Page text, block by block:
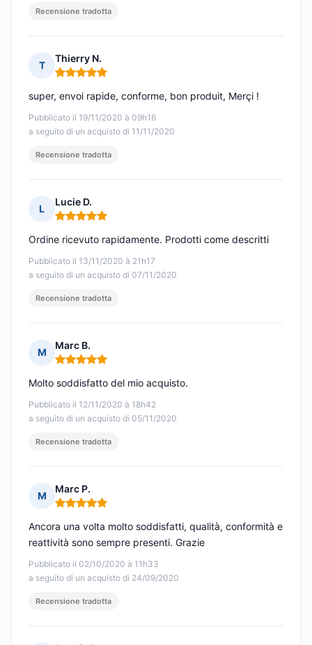
Recensione tradotta
T
Thierry N.
Nota: 5 su 5
Pubblicato il 19/11/2020 à 09h16
a seguito di un acquisto di 11/11/2020
super, envoi rapide, conforme, bon produit, Merçi !
Recensione tradotta
L
Lucie D.
Nota: 5 su 5
Pubblicato il 13/11/2020 à 21h17
a seguito di un acquisto di 07/11/2020
Ordine ricevuto rapidamente. Prodotti come descritti
Recensione tradotta
M
Marc B.
Nota: 5 su 5
Pubblicato il 12/11/2020 à 18h42
a seguito di un acquisto di 05/11/2020
Molto soddisfatto del mio acquisto.
Recensione tradotta
M
Marc P.
Nota: 5 su 5
Pubblicato il 02/10/2020 à 11h33
a seguito di un acquisto di 24/09/2020
Ancora una volta molto soddisfatti, qualità, conformità e
reattività sono sempre presenti. Grazie
Recensione tradotta